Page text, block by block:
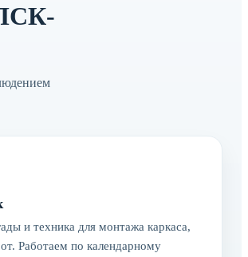
и техника для монтажа каркаса,
Работаем по календарному